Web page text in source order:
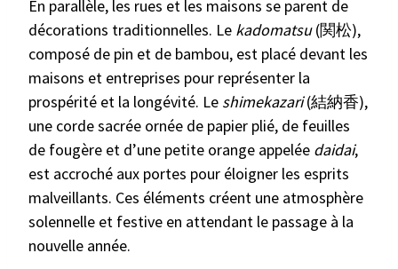
En parallèle, les rues et les maisons se parent de
décorations traditionnelles. Le kadomatsu(関松),
composé de pin et de bambou, est placé devant les
maisons et entreprises pour représenter la
prospérité et la longévité. Le shimekazari(結納香),
une corde sacrée ornée de papier plié, de feuilles
de fougère et d’une petite orange appelée daidai,
est accroché aux portes pour éloigner les esprits
malveillants. Ces éléments créent une atmosphère
solennelle et festive en attendant le passage à la
nouvelle année.